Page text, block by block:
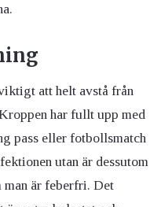
att helt avstå från
har fullt upp med
pass eller fotbollsmatch
utan är dessutom
är feberfri. Det